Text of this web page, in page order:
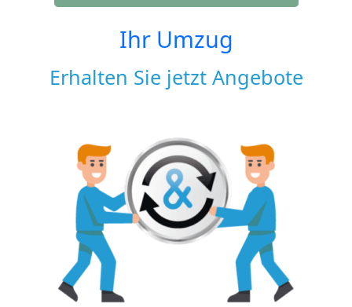
Ihr Umzug
Erhalten Sie jetzt Angebote